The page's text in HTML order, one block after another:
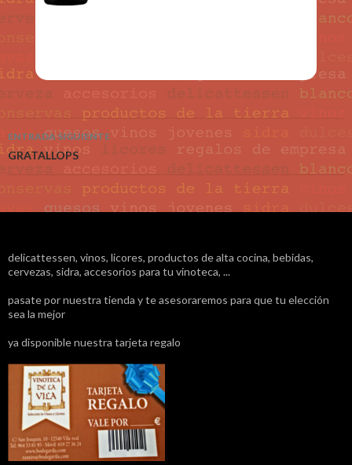
Navegación de entradas
ENTRADA SIGUIENTE
GRATALLOPS
delicattessen, vinos, licores, productos de alta cocina, bebidas,
cervezas, sidra, accesorios para tu vinoteca, ...
pasate por nuestra tienda y te asesoraremos para que tu elección
sea la mejor
ya disponible nuestra tarjeta regalo